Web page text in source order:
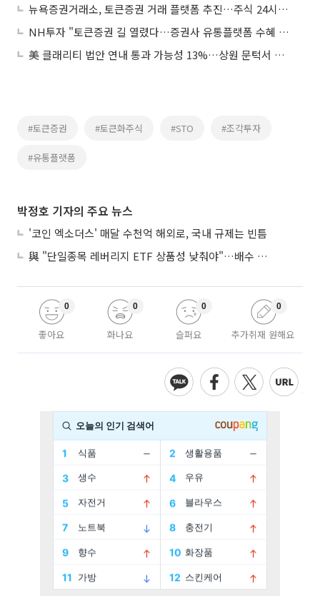
뉴욕증권거래소, 토큰증권 거래 플랫폼 추진…주식 24시간 거래 가시권
NH투자 "토큰증권 길 열렸다…증권사 유통플랫폼 수혜 기대"
美 클래리티 법안 연내 통과 가능성 13%…상원 문턱서 제동
#토큰증권 #토큰화주식 #STO #조각투자
#유통플랫폼
박정호 기자의 주요 뉴스
'코인 엑소더스' 매달 수천억 해외로, 국내 규제는 빈틈
與 "단일종목 레버리지 ETF 상품성 낮춰야"…배수 조정안도 거론
좋아요
0
화나요
0
슬퍼요
0
추가취재 원해요
0